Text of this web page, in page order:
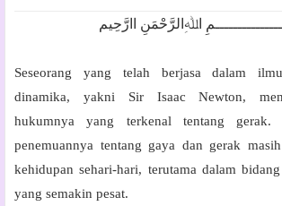
اﷲِالرَّحْمَنِ اارَّحِيم
Seseorang yang telah berjasa dalam
dinamika, yakni Sir Isaac Newton,
hukumnya yang terkenal tentang
penemuannya tentang gaya dan gerak
kehidupan sehari-hari, terutama dalam
yang semakin pesat.